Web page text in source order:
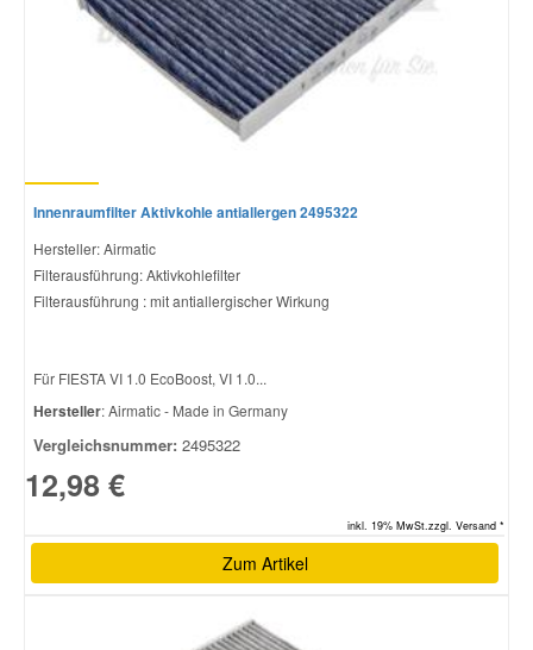
Innenraumfilter Aktivkohle antiallergen 2495322
Hersteller: Airmatic
Filterausführung: Aktivkohlefilter
Filterausführung : mit antiallergischer Wirkung
Für FIESTA VI 1.0 EcoBoost, VI 1.0...
Hersteller: Airmatic - Made in Germany
Vergleichsnummer: 2495322
12,98 €
inkl. 19% MwSt.zzgl. Versand *
Zum Artikel
Suzuki Ersatzteile
Toyota Ersatzteile
Volvo Ersatzteile